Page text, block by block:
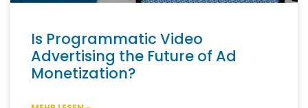
Is Programmatic Video
Advertising the Future of Ad
Monetization?